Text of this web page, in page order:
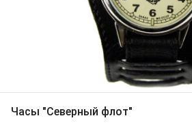
Часы "Северный флот"